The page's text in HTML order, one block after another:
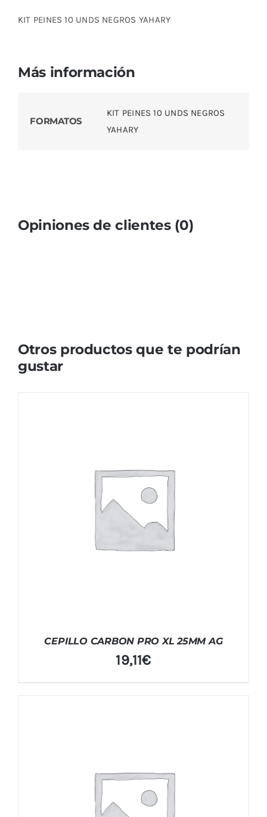
KIT PEINES 10 UNDS NEGROS YAHARY
Más información
FORMATOS
KIT PEINES 10 UNDS NEGROS
YAHARY
Opiniones de clientes (0)
Otros productos que te podrían
gustar
CEPILLO CARBON PRO XL 25MM AG
19,11€